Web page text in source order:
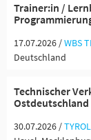
Trainer:in /
17.07.2026 /WBS
Deutschland
Technischer
30.07.2026 /